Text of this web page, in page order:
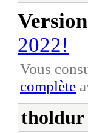
2022!
Vous
complète
tholdur